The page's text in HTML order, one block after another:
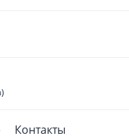
Контакты